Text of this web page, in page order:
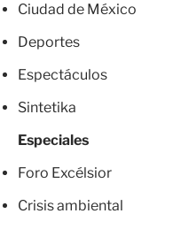
Ciudad de México
Deportes
Espectáculos
Sintetika
Especiales
Foro Excélsior
Crisis ambiental